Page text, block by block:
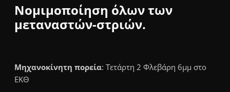
Νομιμοποίηση όλων των
μεταναστών-στριών.
Μηχανοκίνητη πορεία: Τετάρτη 2 Φλεβάρη 6μμ στο
ΕΚΘ